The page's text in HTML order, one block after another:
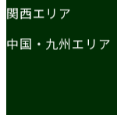
関西エリア
中国・九州エリア